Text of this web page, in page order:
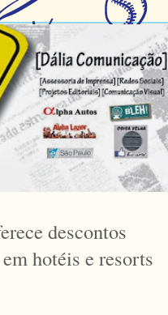
descontos
hotéis e resorts